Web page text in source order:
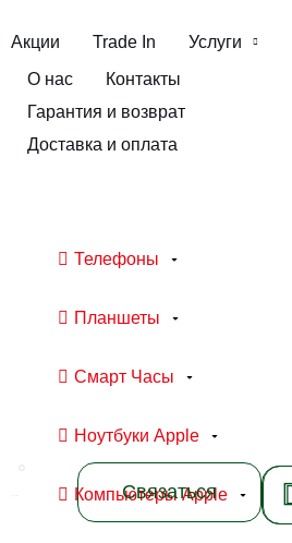
Акции Trade In
Услуги
О нас
Контакты
Гарантия и возврат
Доставка и оплата
Телефоны
Планшеты
Смарт Часы
Ноутбуки Apple
Компьютеры Apple
Связаться